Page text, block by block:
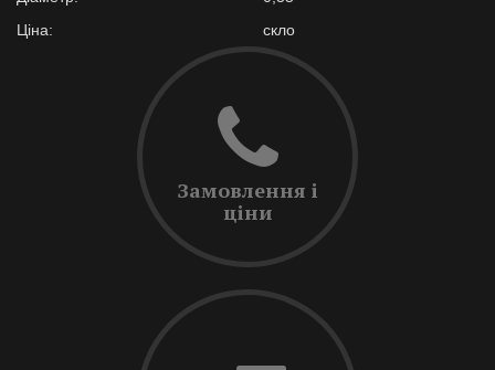
Ціна:
скло
Замовлення і
ціни